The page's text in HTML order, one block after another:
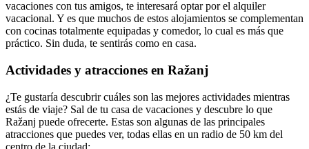
vacaciones con tus amigos, te interesará optar por el alquiler
vacacional. Y es que muchos de estos alojamientos se complementan
con cocinas totalmente equipadas y comedor, lo cual es más que
práctico. Sin duda, te sentirás como en casa.
Actividades y atracciones en Ražanj
¿Te gustaría descubrir cuáles son las mejores actividades mientras
estás de viaje? Sal de tu casa de vacaciones y descubre lo que
Ražanj puede ofrecerte. Estas son algunas de las principales
atracciones que puedes ver, todas ellas en un radio de 50 km del
centro de la ciudad: